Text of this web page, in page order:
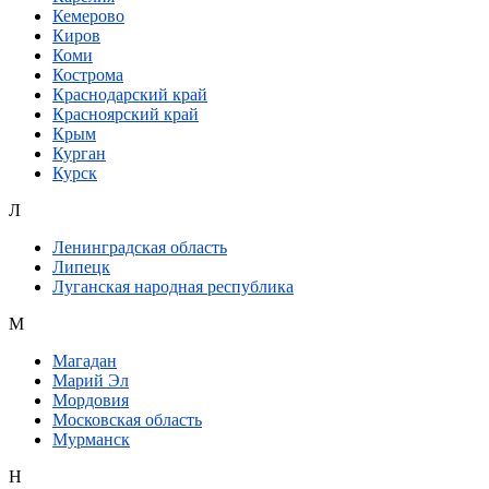
Кемерово
Киров
Коми
Кострома
Краснодарский край
Красноярский край
Крым
Курган
Курск
Л
Ленинградская область
Липецк
Луганская народная республика
М
Магадан
Марий Эл
Мордовия
Московская область
Мурманск
Н